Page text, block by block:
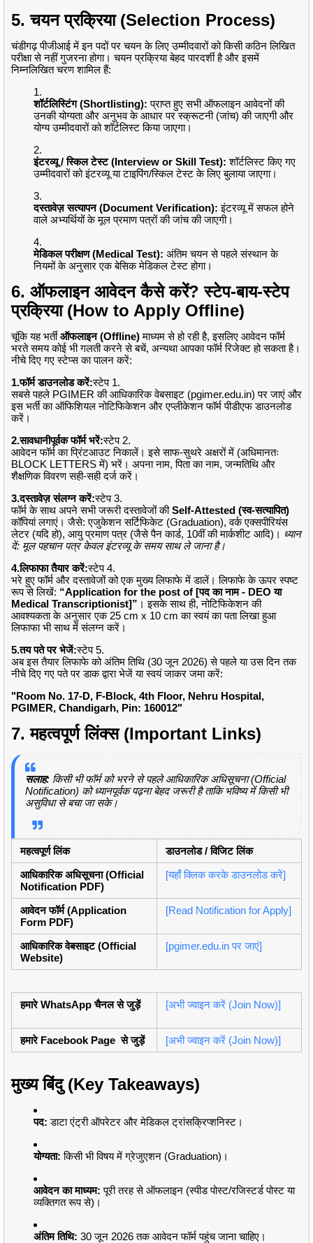
5. चयन प्रक्रिया (Selection Process)
चंडीगढ़ पीजीआई में इन पदों पर चयन के लिए उम्मीदवारों को किसी कठिन लिखित
परीक्षा से नहीं गुजरना होगा। चयन प्रक्रिया बेहद पारदर्शी है और इसमें
निम्नलिखित चरण शामिल हैं:
शॉर्टलिस्टिंग (Shortlisting): प्राप्त हुए सभी ऑफलाइन आवेदनों की
उनकी योग्यता और अनुभव के आधार पर स्क्रूटनी (जांच) की जाएगी और
योग्य उम्मीदवारों को शॉर्टलिस्ट किया जाएगा।
इंटरव्यू / स्किल टेस्ट (Interview or Skill Test): शॉर्टलिस्ट किए गए
उम्मीदवारों को इंटरव्यू या टाइपिंग/स्किल टेस्ट के लिए बुलाया जाएगा।
दस्तावेज़ सत्यापन (Document Verification): इंटरव्यू में सफल होने
वाले अभ्यर्थियों के मूल प्रमाण पत्रों की जांच की जाएगी।
मेडिकल परीक्षण (Medical Test): अंतिम चयन से पहले संस्थान के
नियमों के अनुसार एक बेसिक मेडिकल टेस्ट होगा।
6. ऑफलाइन आवेदन कैसे करें? स्टेप-बाय-स्टेप
प्रक्रिया (How to Apply Offline)
चूंकि यह भर्तीऑफलाइन (Offline)माध्यम से हो रही है, इसलिए आवेदन फॉर्म
भरते समय कोई भी गलती करने से बचें, अन्यथा आपका फॉर्म रिजेक्ट हो सकता है।
नीचे दिए गए स्टेप्स का पालन करें:
1.फॉर्म डाउनलोड करें:स्टेप 1.
सबसे पहले PGIMER की आधिकारिक वेबसाइट (pgimer.edu.in) पर जाएं और
इस भर्ती का ऑफिशियल नोटिफिकेशन और एप्लीकेशन फॉर्म पीडीएफ डाउनलोड
करें।
2.सावधानीपूर्वक फॉर्म भरें:स्टेप 2.
आवेदन फॉर्म का प्रिंटआउट निकालें। इसे साफ-सुथरे अक्षरों में (अधिमानतः
BLOCK LETTERS में) भरें। अपना नाम, पिता का नाम, जन्मतिथि और
शैक्षणिक विवरण सही-सही दर्ज करें।
3.दस्तावेज़ संलग्न करें:स्टेप 3.
फॉर्म के साथ अपने सभी जरूरी दस्तावेजों कीSelf-Attested (स्व-सत्यापित)
कॉपियां लगाएं। जैसे: एजुकेशन सर्टिफिकेट (Graduation), वर्क एक्सपीरियंस
लेटर (यदि हो), आयु प्रमाण पत्र (जैसे पैन कार्ड, 10वीं की मार्कशीट आदि)। ध्यान
दें: मूल पहचान पत्र केवल इंटरव्यू के समय साथ ले जाना है।
4.लिफाफा तैयार करें:स्टेप 4.
भरे हुए फॉर्म और दस्तावेजों को एक मुख्य लिफाफे में डालें। लिफाफे के ऊपर स्पष्ट
रूप से लिखें: “Application for the post of [पद का नाम - DEO या
Medical Transcriptionist]” । इसके साथ ही, नोटिफिकेशन की
आवश्यकता के अनुसार एक 25 cm x 10 cm का स्वयं का पता लिखा हुआ
लिफाफा भी साथ में संलग्न करें।
5.तय पते पर भेजें:स्टेप 5.
अब इस तैयार लिफाफे को अंतिम तिथि (30 जून 2026) से पहले या उस दिन तक
नीचे दिए गए पते पर डाक द्वारा भेजें या स्वयं जाकर जमा करें:
"Room No. 17-D, F-Block, 4th Floor, Nehru Hospital,
PGIMER, Chandigarh, Pin: 160012"
7. महत्वपूर्ण लिंक्स (Important Links)
सलाह: किसी भी फॉर्म को भरने से पहले आधिकारिक अधिसूचना (Official
Notification) को ध्यानपूर्वक पढ़ना बेहद जरूरी है ताकि भविष्य में किसी भी
असुविधा से बचा जा सके।
महत्वपूर्ण लिंक
डाउनलोड / विजिट लिंक
आधिकारिक अधिसूचना (Official
Notification PDF)
[यहाँ क्लिक करके डाउनलोड करें]
आवेदन फॉर्म (Application
Form PDF)
[Read Notification for Apply]
आधिकारिक वेबसाइट (Official
Website)
[pgimer.edu.in पर जाएं]
हमारे WhatsApp चैनल से जुड़ें [अभी ज्वाइन करें (Join Now)]
हमारे Facebook Page से जुड़ें [अभी ज्वाइन करें (Join Now)]
मुख्य बिंदु (Key Takeaways)
पद: डाटा एंट्री ऑपरेटर और मेडिकल ट्रांसक्रिप्शनिस्ट।
योग्यता: किसी भी विषय में ग्रेजुएशन (Graduation)।
आवेदन का माध्यम: पूरी तरह से ऑफलाइन (स्पीड पोस्ट/रजिस्टर्ड पोस्ट या
व्यक्तिगत रूप से)।
अंतिम तिथि: 30 जून 2026 तक आवेदन फॉर्म पहुंच जाना चाहिए।